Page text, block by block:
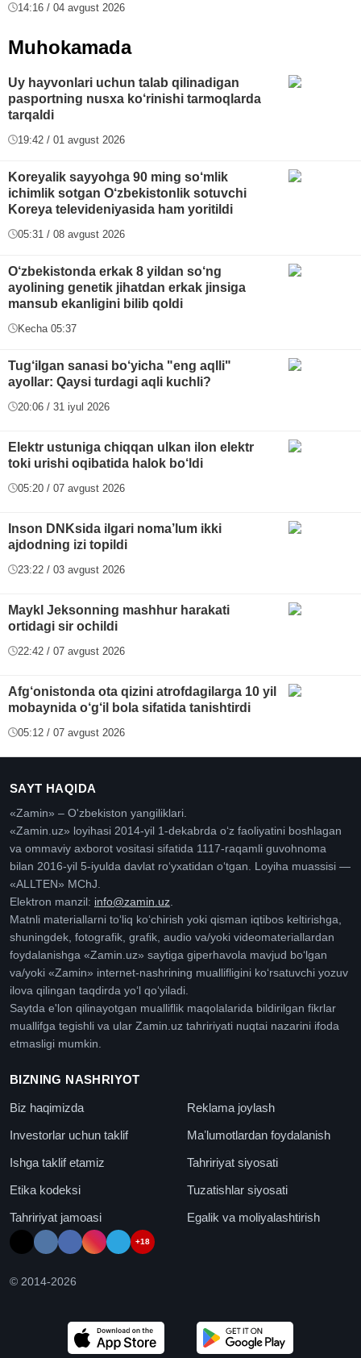
14:16 / 04 avgust 2026
Muhokamada
Uy hayvonlari uchun talab qilinadigan
pasportning nusxa ko‘rinishi tarmoqlarda
tarqaldi
19:42 / 01 avgust 2026
Koreyalik sayyohga 90 ming so‘mlik
ichimlik sotgan O‘zbekistonlik sotuvchi
Koreya televideniyasida ham yoritildi
05:31 / 08 avgust 2026
O‘zbekistonda erkak 8 yildan so‘ng
ayolining genetik jihatdan erkak jinsiga
mansub ekanligini bilib qoldi
Kecha 05:37
Tug‘ilgan sanasi bo‘yicha "eng aqlli"
ayollar: Qaysi turdagi aqli kuchli?
20:06 / 31 iyul 2026
Elektr ustuniga chiqqan ulkan ilon elektr
toki urishi oqibatida halok bo‘ldi
05:20 / 07 avgust 2026
Inson DNKsida ilgari noma’lum ikki
ajdodning izi topildi
23:22 / 03 avgust 2026
Maykl Jeksonning mashhur harakati
ortidagi sir ochildi
22:42 / 07 avgust 2026
Afg‘onistonda ota qizini atrofdagilarga 10 yil
mobaynida o‘g‘il bola sifatida tanishtirdi
05:12 / 07 avgust 2026
SAYT HAQIDA
«Zamin» – O'zbekiston yangiliklari.
«Zamin.uz» loyihasi 2014-yil 1-dekabrda oʻz faoliyatini boshlagan
va ommaviy axborot vositasi sifatida 1117-raqamli guvohnoma
bilan 2016-yil 5-iyulda davlat roʻyxatidan oʻtgan. Loyiha muassisi —
«ALLTEN» MChJ.
Elektron manzil: info@zamin.uz
Matnli materiallarni toʻliq koʻchirish yoki qisman iqtibos keltirishga,
shuningdek, fotografik, grafik, audio va/yoki videomateriallardan
foydalanishga «Zamin.uz» saytiga giperhavola mavjud boʻlgan
va/yoki «Zamin» internet-nashrining muallifligini koʻrsatuvchi yozuv
ilova qilingan taqdirda yoʻl qoʻyiladi.
Saytda e'lon qilinayotgan mualliflik maqolalarida bildirilgan fikrlar
muallifga tegishli va ular Zamin.uz tahririyati nuqtai nazarini ifoda
etmasligi mumkin.
BIZNING NASHRIYOT
Biz haqimizda
Reklama joylash
Investorlar uchun taklif
Maʼlumotlardan foydalanish
Ishga taklif etamiz
Tahririyat siyosati
Etika kodeksi
Tuzatishlar siyosati
Tahririyat jamoasi
Egalik va moliyalashtirish
+18
© 2014-2026